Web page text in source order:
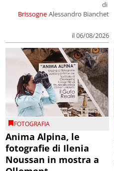
Brissogne
di
Alessandro Bianchet
il 06/08/2026
FOTOGRAFIA
Anima Alpina, le
fotografie di Ilenia
Noussan in mostra a